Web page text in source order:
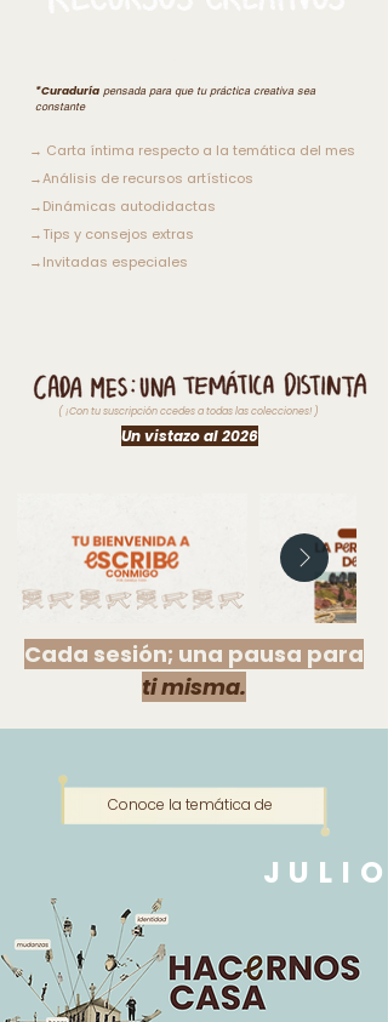
*Curaduría pensada para que tu práctica creativa sea
constante
→ Carta íntima respecto a la temática del mes
→Análisis de recursos artísticos
→Dinámicas autodidactas
→Tips y consejos extras
→Invitadas especiales
( ¡Con tu suscripción ccedes a todas las colecciones! )
Un vistazo al 2026
Cada sesión; una pausa para
ti misma.
Conoce la temática de
JULIO